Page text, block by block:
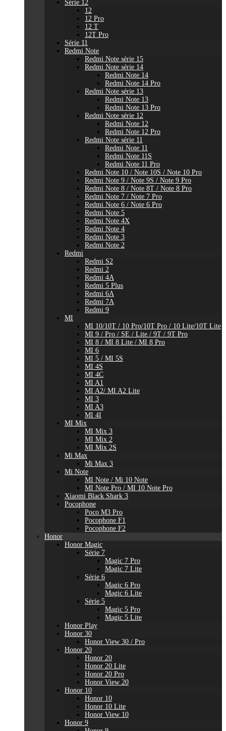
Série 12
12
12 Pro
12 T
12T Pro
Série 11
Redmi Note
Redmi Note série 15
Redmi Note série 14
Redmi Note 14
Redmi Note 14 Pro
Redmi Note série 13
Redmi Note 13
Redmi Note 13 Pro
Redmi Note série 12
Redmi Note 12
Redmi Note 12 Pro
Redmi Note série 11
Redmi Note 11
Redmi Note 11S
Redmi Note 11 Pro
Redmi Note 10 / Note 10S / Note 10 Pro
Redmi Note 9 / Note 9S / Note 9 Pro
Redmi Note 8 / Note 8T / Note 8 Pro
Redmi Note 7 / Note 7 Pro
Redmi Note 6 / Note 6 Pro
Redmi Note 5
Redmi Note 4X
Redmi Note 4
Redmi Note 3
Redmi Note 2
Redmi
Redmi S2
Redmi 2
Redmi 4A
Redmi 5 Plus
Redmi 6A
Redmi 7A
Redmi 9
MI
MI 10/10T / 10 Pro/10T Pro / 10 Lite/10T Lite
MI 9 / Pro / SE / Lite / 9T / 9T Pro
MI 8 / MI 8 Lite / MI 8 Pro
MI 6
MI 5 / MI 5S
MI 4S
MI 4C
MI A1
MI A2/ MI A2 Lite
MI 3
MI A3
MI 4I
MI Mix
MI Mix 3
MI Mix 2
MI Mix 2S
Mi Max
Mi Max 3
Mi Note
MI Note / Mi 10 Note
MI Note Pro / MI 10 Note Pro
Xiaomi Black Shark 3
Pocophone
Poco M3 Pro
Pocophone F1
Pocophone F2
Honor
Honor Magic
Série 7
Magic 7 Pro
Magic 7 Lite
Série 6
Magic 6 Pro
Magic 6 Lite
Série 5
Magic 5 Pro
Magic 5 Lite
Honor Play
Honor 30
Honor View 30 / Pro
Honor 20
Honor 20
Honor 20 Lite
Honor 20 Pro
Honor View 20
Honor 10
Honor 10
Honor 10 Lite
Honor View 10
Honor 9